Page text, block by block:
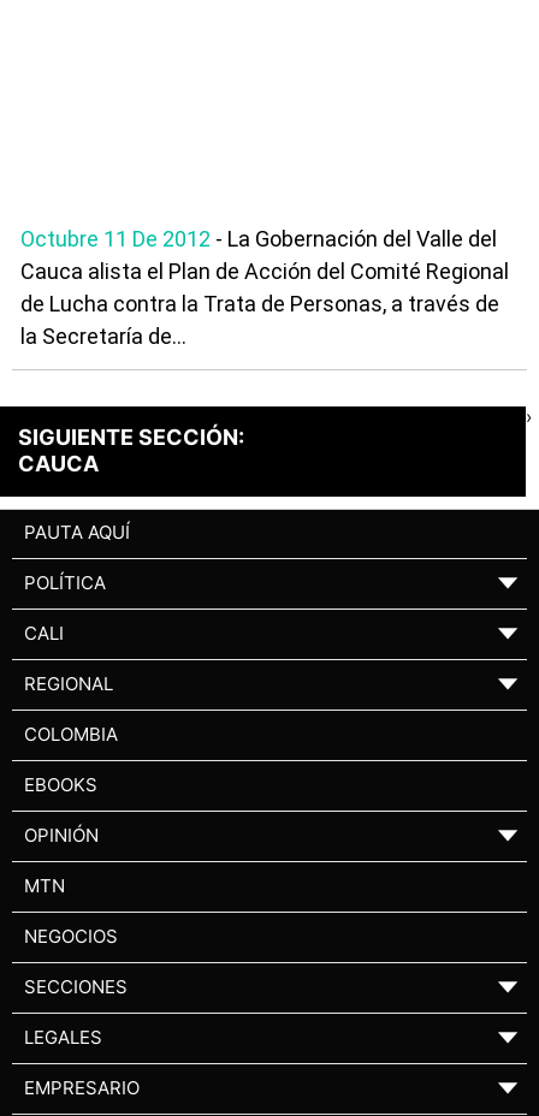
Octubre 11 De 2012 - La Gobernación del Valle del
Cauca alista el Plan de Acción del Comité Regional
de Lucha contra la Trata de Personas, a través de
la Secretaría de...
SIGUIENTE SECCIÓN:
CAUCA
›
PAUTA AQUÍ
POLÍTICA ▼
CALI ▼
REGIONAL ▼
COLOMBIA
EBOOKS
OPINIÓN ▼
MTN
NEGOCIOS
SECCIONES ▼
LEGALES ▼
EMPRESARIO ▼